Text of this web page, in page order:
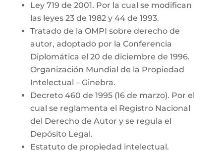
Ley 719 de 2001. Por la cual se modifican
las leyes 23 de 1982 y 44 de 1993.
Tratado de la OMPI sobre derecho de
autor, adoptado por la Conferencia
Diplomática el 20 de diciembre de 1996.
Organización Mundial de la Propiedad
Intelectual – Ginebra.
Decreto 460 de 1995 (16 de marzo). Por el
cual se reglamenta el Registro Nacional
del Derecho de Autor y se regula el
Depósito Legal.
Estatuto de propiedad intelectual.